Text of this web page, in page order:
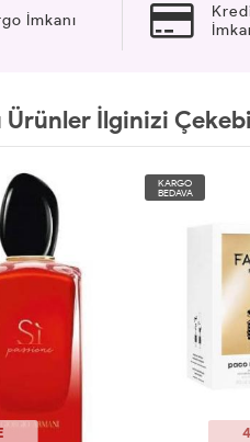
İmkanı
Ürünler İlginizi
KARGO
BEDAVA